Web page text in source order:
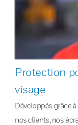
Protection
visage
Développés grâce
nos clients, nos